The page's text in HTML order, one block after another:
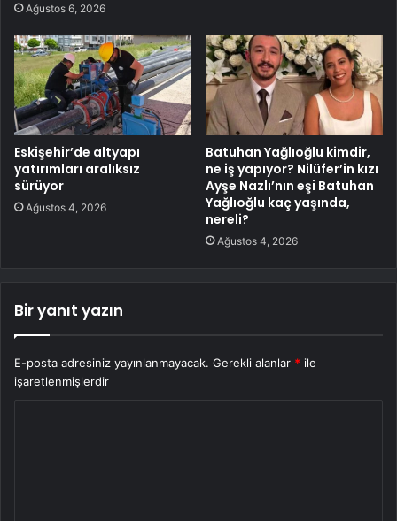
Ağustos 6, 2026
Eskişehir’de altyapı
yatırımları aralıksız
sürüyor
Ağustos 4, 2026
Batuhan Yağlıoğlu kimdir,
ne iş yapıyor? Nilüfer’in kızı
Ayşe Nazlı’nın eşi Batuhan
Yağlıoğlu kaç yaşında,
nereli?
Ağustos 4, 2026
Bir yanıt yazın
E-posta adresiniz yayınlanmayacak. Gerekli alanlar * ile
işaretlenmişlerdir